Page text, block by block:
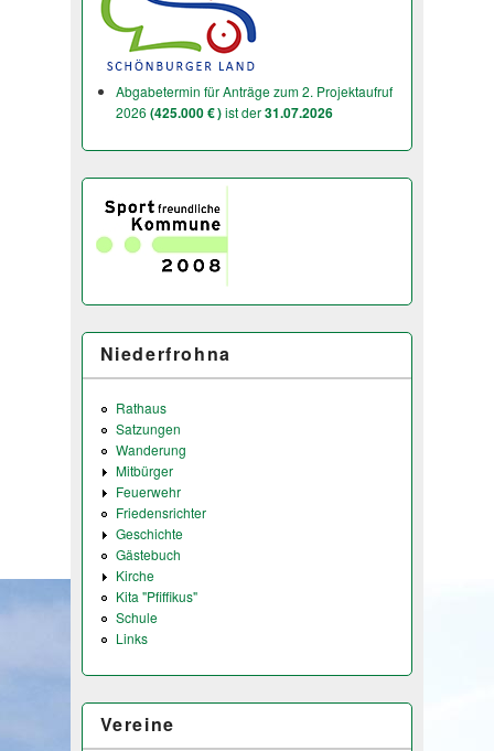
Abgabetermin für Anträge zum 2. Projektaufruf
2026 (425.000 € )ist der31.07.2026
Niederfrohna
Rathaus
Satzungen
Wanderung
Mitbürger
Feuerwehr
Friedensrichter
Geschichte
Gästebuch
Kirche
Kita "Pfiffikus"
Schule
Links
Vereine